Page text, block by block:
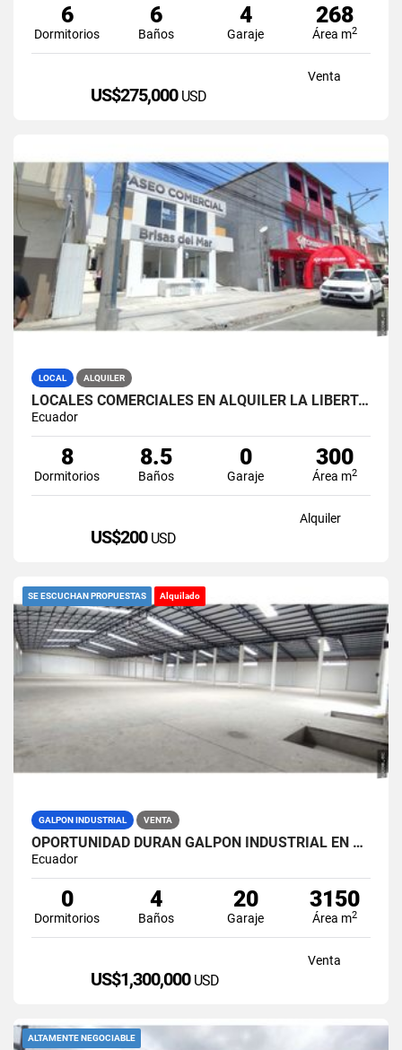
6
Dormitorios
6
Baños
4
Garaje
268
Área m2
Venta
US$275,000 USD
LOCAL ALQUILER
LOCALES COMERCIALES EN ALQUILER LA LIBERTAD AV. 9 OCTUBRE
Ecuador
8
Dormitorios
8.5
Baños
0
Garaje
300
Área m2
Alquiler
US$200 USD
SE ESCUCHAN PROPUESTAS Alquilado
GALPON INDUSTRIAL VENTA
OPORTUNIDAD DURAN GALPON INDUSTRIAL EN VENTA LAS BRISAS
Ecuador
0
Dormitorios
4
Baños
20
Garaje
3150
Área m2
Venta
US$1,300,000 USD
ALTAMENTE NEGOCIABLE